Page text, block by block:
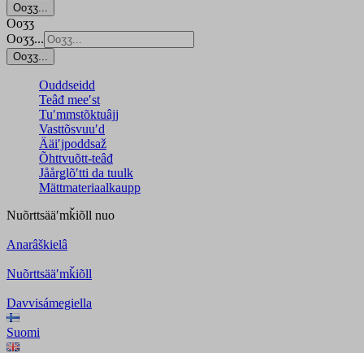
Ooʒʒ...
Ooʒʒ
Ooʒʒ...
Ooʒʒ...
Ouddseidd
Teâđ meeʹst
Tuʹmmstõktuâjj
Vasttõsvuuʹd
Ääiʹjpoddsaž
Õhttvuõtt-teâđ
Jåårǥlõʹtti da tuulk
Mättmateriaalkaupp
Nuõrttsääʹmǩiõll nuo
Anarâškielâ
Nuõrttsääʹmǩiõll
Davvisámegiella
Suomi